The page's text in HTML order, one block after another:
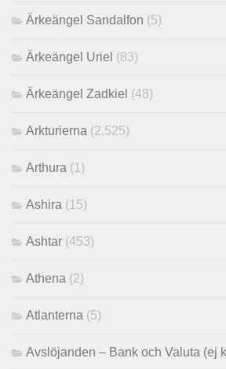
Ärkeängel Sandalfon (5)
Ärkeängel Uriel (83)
Ärkeängel Zadkiel (48)
Arkturierna (2,525)
Arthura (1)
Ashira (15)
Ashtar (453)
Athena (2)
Atlanterna (5)
Avslöjanden – Bank och Valuta (ej